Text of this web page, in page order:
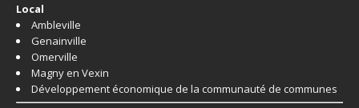
Local
Ambleville
Genainville
Omerville
Magny en Vexin
Développement économique de la communauté de communes